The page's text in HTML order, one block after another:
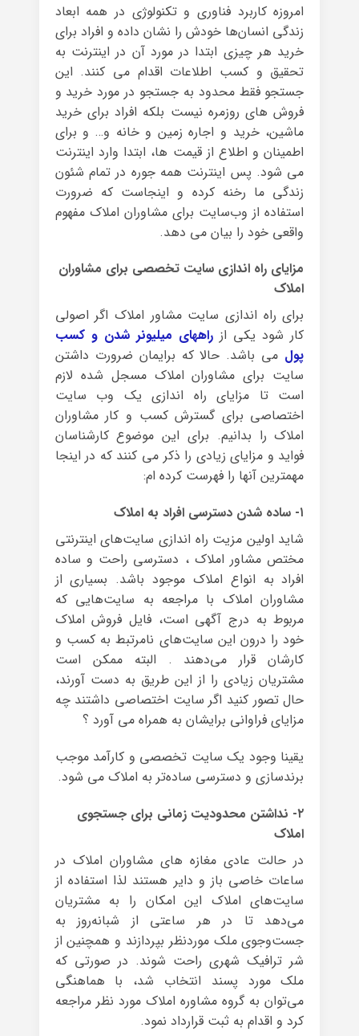
امروزه کاربرد فناوری و تکنولوژی در همه ابعاد
زندگی انسان‌ها خودش را نشان داده و افراد برای
خرید هر چیزی ابتدا در مورد آن در اینترنت به
تحقیق و کسب اطلاعات اقدام می کنند. این
جستجو فقط محدود به جستجو در مورد خرید و
فروش های روزمره نیست بلکه افراد برای خرید
ماشین، خرید و اجاره زمین و خانه و… و برای
اطمینان و اطلاع از قیمت ها، ابتدا وارد اینترنت
می شود. پس اینترنت همه جوره در تمام شئون
زندگی ما رخنه کرده و اینجاست که ضرورت
استفاده از وب‌سایت برای مشاوران املاک مفهوم
واقعی خود را بیان می دهد.
مزایای راه اندازی سایت تخصصی برای مشاوران
املاک
برای راه اندازی سایت مشاور املاک اگر اصولی
کار شود یکی از راههای میلیونر شدن و کسب
پول می باشد. حالا که برایمان ضرورت داشتن
سایت برای مشاوران املاک مسجل شده لازم
است تا مزایای راه اندازی یک وب سایت
اختصاصی برای گسترش کسب و کار مشاوران
املاک را بدانیم. برای این موضوع کارشناسان
فواید و مزایای زیادی را ذکر می کنند که در اینجا
مهمترین آنها را فهرست کرده ام:
۱- ساده شدن دسترسی افراد به املاک
شاید اولین مزیت راه اندازی سایت‌های اینترنتی
مختص مشاور املاک ، دسترسی راحت و ساده
افراد به انواع املاک موجود باشد. بسیاری از
مشاوران املاک با مراجعه به سایت‌هایی که
مربوط به درج آگهی است، فایل فروش املاک
خود را درون این سایت‌های نامرتبط به کسب و
کارشان قرار می‌دهند . البته ممکن است
مشتریان زیادی را از این طریق به دست آورند،
حال تصور کنید اگر سایت اختصاصی داشتند چه
مزایای‌ فراوانی برایشان به همراه می آورد ؟
یقینا وجود یک سایت تخصصی و کارآمد موجب
برندسازی و دسترسی ساده‌تر به املاک می شود.
۲- نداشتن محدودیت زمانی برای جستجوی
املاک
در حالت عادی مغازه های مشاوران املاک در
ساعات خاصی باز و دایر هستند لذا استفاده از
سایت‌های املاک این امکان را به مشتریان
می‌دهد تا در هر ساعتی از شبانه‌روز به
جست‌وجوی ملک موردنظر بپردازند و همچنین از
شر ترافیک شهری راحت شوند. در صورتی که
ملک مورد پسند انتخاب شد، با هماهنگی
می‌توان به گروه مشاوره املاک مورد نظر مراجعه
کرد و اقدام به ثبت قرارداد نمود.